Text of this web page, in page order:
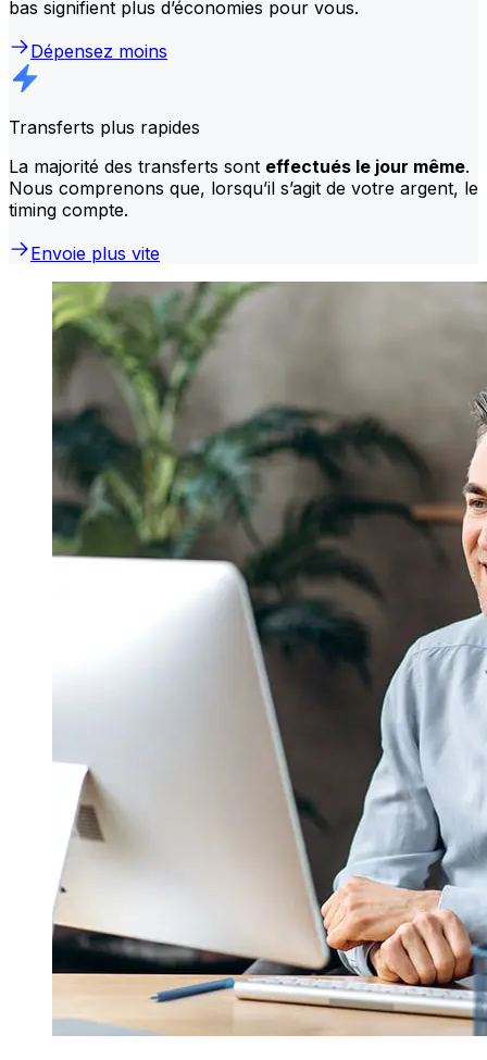
bas signifient plus d’économies pour vous.
Dépensez moins
Transferts plus rapides
La majorité des transferts sont effectués le jour même.
Nous comprenons que, lorsqu’il s’agit de votre argent, le
timing compte.
Envoie plus vite